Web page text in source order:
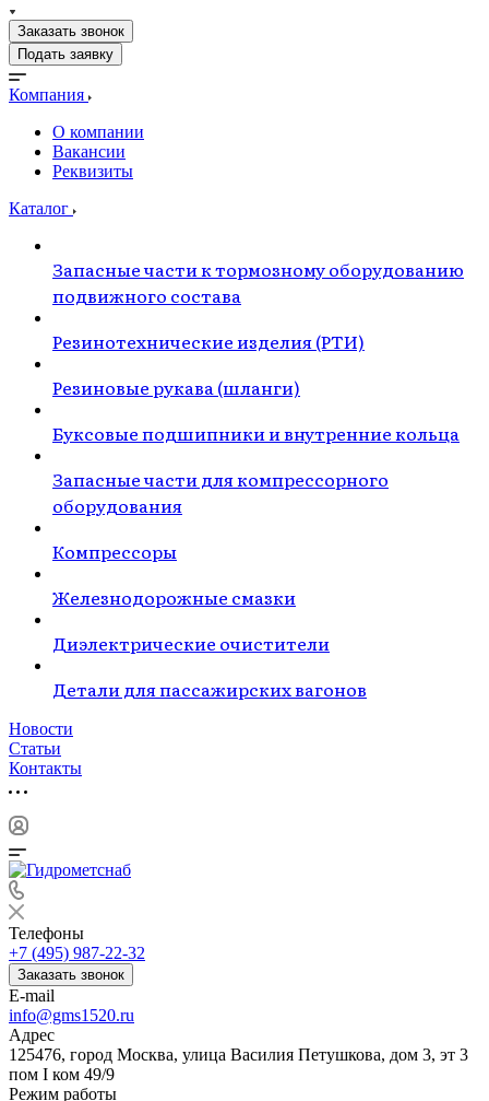
Заказать звонок
Подать заявку
Компания
О компании
Вакансии
Реквизиты
Каталог
Запасные части к тормозному оборудованию
подвижного состава
Резинотехнические изделия (РТИ)
Резиновые рукава (шланги)
Буксовые подшипники и внутренние кольца
Запасные части для компрессорного
оборудования
Компрессоры
Железнодорожные смазки
Диэлектрические очистители
Детали для пассажирских вагонов
Новости
Статьи
Контакты
Телефоны
+7 (495) 987-22-32
Заказать звонок
E-mail
info@gms1520.ru
Адрес
125476, город Москва, улица Василия Петушкова, дом 3, эт 3
пом I ком 49/9
Режим работы